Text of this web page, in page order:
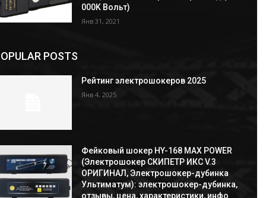
000K Вольт)
Янв 31, 2021
POSTS
Рейтинг электрошокеров 2025
Янв 4, 2025
Фейковый шокер HY-168 MAX POWER
(Электрошокер СКИПЕТР ИКС V.3
ОРИГИНАЛ, Электрошокер-дубинка
Ультиматум): электрошокер-дубинка,
отзывы, цена, характеристики, инфо